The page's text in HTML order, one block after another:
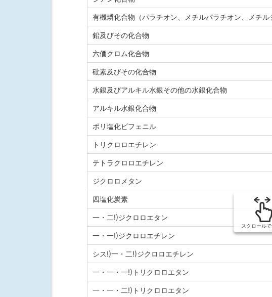
有機燐化合物（パラチオン、メチルパラチオン、メチル
鉛及びその化合物
六価クロム化合物
砒素及びその化合物
水銀及びアルキル水銀その他の水銀化合物
アルキル水銀化合物
ポリ塩化ビフェニル
トリクロロエチレン
テトラクロロエチレン
ジクロロメタン
四塩化炭素
一・二!)ジクロロエタン
一・一!)ジクロロエチレン
シス!)一・二!)ジクロロエチレン
一・一・一!)トリクロロエタン
一・一・二!)トリクロロエタン
スクロール